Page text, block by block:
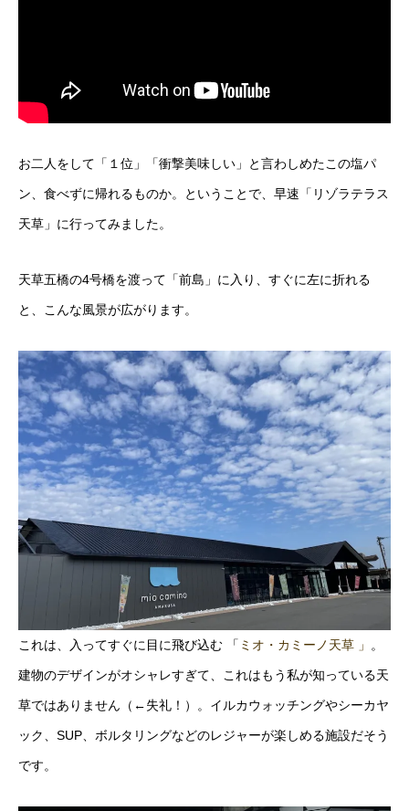
お二人をして「１位」「衝撃美味しい」と言わしめたこの塩パ
ン、食べずに帰れるものか。ということで、早速「リゾラテラス
天草」に行ってみました。
天草五橋の4号橋を渡って「前島」に入り、すぐに左に折れる
と、こんな風景が広がります。
これは、入ってすぐに目に飛び込む 「 ミオ・カミーノ天草 」 。
建物のデザインがオシャレすぎて、これはもう私が知っている天
草ではありません（←失礼！）。イルカウォッチングやシーカヤ
ック、SUP、ボルタリングなどのレジャーが楽しめる施設だそう
です。